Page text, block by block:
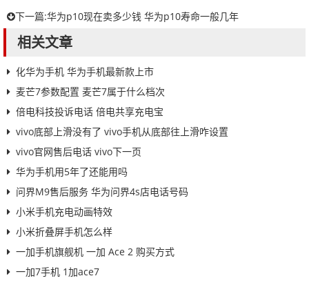
下一篇:华为p10现在卖多少钱 华为p10寿命一般几年
相关文章
化华为手机 华为手机最新款上市
麦芒7参数配置 麦芒7属于什么档次
倍电科技投诉电话 倍电共享充电宝
vivo底部上滑没有了 vivo手机从底部往上滑咋设置
vivo官网售后电话 vivo下一页
华为手机用5年了还能用吗
问界M9售后服务 华为问界4s店电话号码
小米手机充电动画特效
小米折叠屏手机怎么样
一加手机旗舰机 一加 Ace 2 购买方式
一加7手机 1加ace7